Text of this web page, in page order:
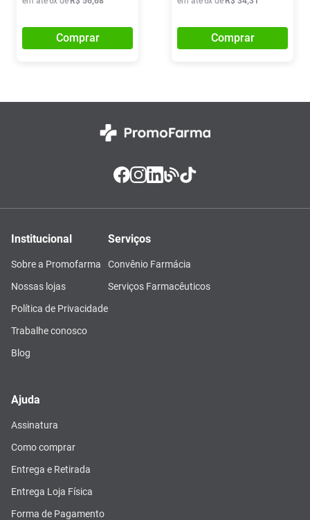
Comprar Comprar
Institucional
Sobre a Promofarma
Nossas lojas
Política de Privacidade
Trabalhe conosco
Blog
Serviços
Convênio Farmácia
Serviços Farmacêuticos
Ajuda
Assinatura
Como comprar
Entrega e Retirada
Entrega Loja Física
Forma de Pagamento